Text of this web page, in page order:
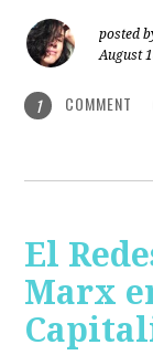
posted
August
1 COMMENT
El
Marx